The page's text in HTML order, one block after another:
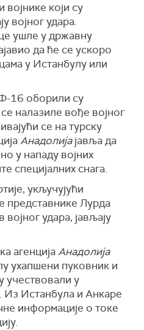
војнике који су
војног удара.
ушле у државну
да ће се ускоро
у Истанбулу или
16 оборили су
налазиле вође војног
се на турску
Анадолијајавља да
у нападу војних
специјалних снага.
укључујући
представнике Лурда
удара, јављају
агенцијаАнадолија
ухапшени пуковник и
учествовали у
Из Истанбула и Анкаре
информације о токе